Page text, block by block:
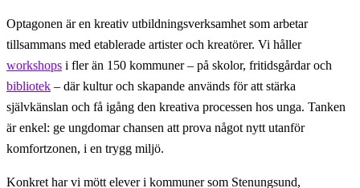
Optagonen är en kreativ utbildningsverksamhet som arbetar
tillsammans med etablerade artister och kreatörer. Vi håller
workshops i fler än 150 kommuner – på skolor, fritidsgårdar och
bibliotek – där kultur och skapande används för att stärka
självkänslan och få igång den kreativa processen hos unga. Tanken
är enkel: ge ungdomar chansen att prova något nytt utanför
komfortzonen, i en trygg miljö.
Konkret har vi mött elever i kommuner som Stenungsund,